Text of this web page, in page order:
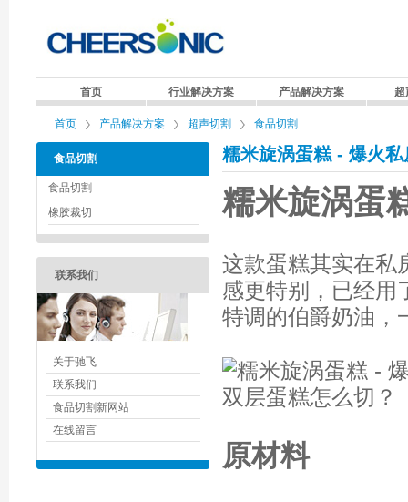
首页 行业解决方案 产品解决方案 超
首页 产品解决方案 超声切割 食品切割
食品切割
食品切割
橡胶裁切
联系我们
关于驰飞
联系我们
食品切割新网站
在线留言
糯米旋涡蛋糕 - 爆火
糯米旋涡蛋
这款蛋糕其实在私
感更特别，已经用
特调的伯爵奶油，
原材料